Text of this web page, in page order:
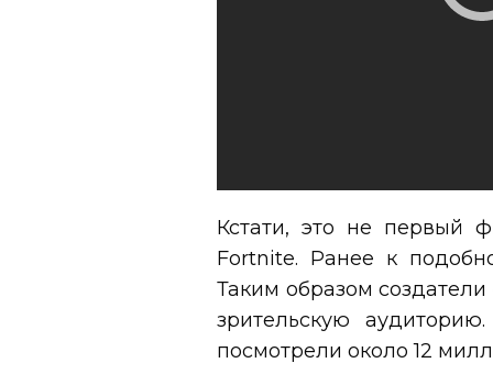
Кстати, это не первый
Fortnite. Ранее к
Таким образом
зрительскую
посмотрели около 12